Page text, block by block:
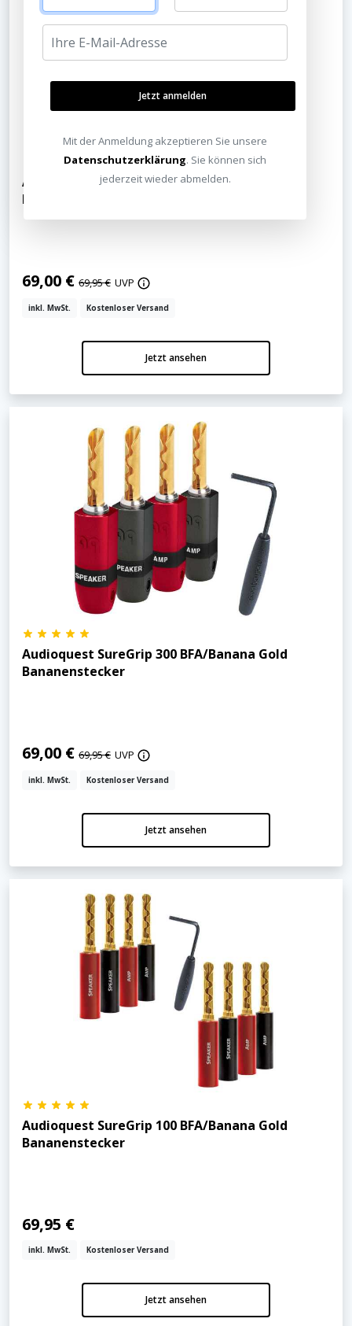
Audioquest SureGrip 300 BFA/Banana Silver
Bananenstecker
69,00 € 69,95 € UVP
inkl. MwSt. Kostenloser Versand
Jetzt ansehen
Audioquest SureGrip 300 BFA/Banana Gold
Bananenstecker
69,00 € 69,95 € UVP
inkl. MwSt. Kostenloser Versand
Jetzt ansehen
Audioquest SureGrip 100 BFA/Banana Gold
Bananenstecker
69,95 €
inkl. MwSt. Kostenloser Versand
Jetzt ansehen
Jetzt anmelden
Mit der Anmeldung akzeptieren Sie unsere
Datenschutzerklärung. Sie können sich
jederzeit wieder abmelden.